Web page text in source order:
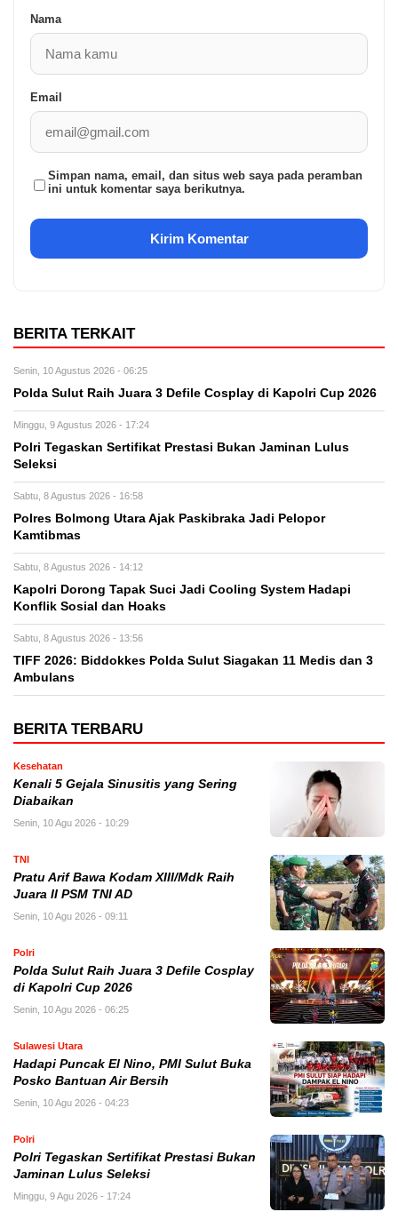
Nama
Email
Simpan nama, email, dan situs web saya pada peramban
ini untuk komentar saya berikutnya.
BERITA TERKAIT
Senin, 10 Agustus 2026 - 06:25
Polda Sulut Raih Juara 3 Defile Cosplay di Kapolri Cup 2026
Minggu, 9 Agustus 2026 - 17:24
Polri Tegaskan Sertifikat Prestasi Bukan Jaminan Lulus
Seleksi
Sabtu, 8 Agustus 2026 - 16:58
Polres Bolmong Utara Ajak Paskibraka Jadi Pelopor
Kamtibmas
Sabtu, 8 Agustus 2026 - 14:12
Kapolri Dorong Tapak Suci Jadi Cooling System Hadapi
Konflik Sosial dan Hoaks
Sabtu, 8 Agustus 2026 - 13:56
TIFF 2026: Biddokkes Polda Sulut Siagakan 11 Medis dan 3
Ambulans
BERITA TERBARU
Kesehatan
Kenali 5 Gejala Sinusitis yang Sering
Diabaikan
Senin, 10 Agu 2026 - 10:29
TNI
Pratu Arif Bawa Kodam XIII/Mdk Raih
Juara II PSM TNI AD
Senin, 10 Agu 2026 - 09:11
Polri
Polda Sulut Raih Juara 3 Defile Cosplay
di Kapolri Cup 2026
Senin, 10 Agu 2026 - 06:25
Sulawesi Utara
Hadapi Puncak El Nino, PMI Sulut Buka
Posko Bantuan Air Bersih
Senin, 10 Agu 2026 - 04:23
Polri
Polri Tegaskan Sertifikat Prestasi Bukan
Jaminan Lulus Seleksi
Minggu, 9 Agu 2026 - 17:24